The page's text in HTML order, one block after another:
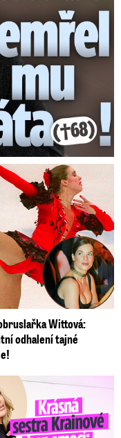
Wittová:
odhalení tajné
za pár…